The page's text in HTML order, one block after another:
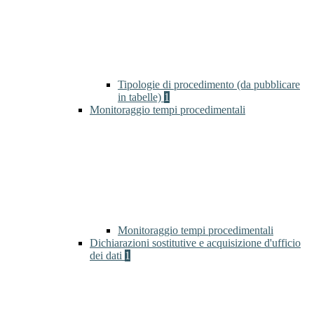
Tipologie di procedimento (da pubblicare
in tabelle) 1
Monitoraggio tempi procedimentali
Monitoraggio tempi procedimentali
Dichiarazioni sostitutive e acquisizione d'ufficio
dei dati 1